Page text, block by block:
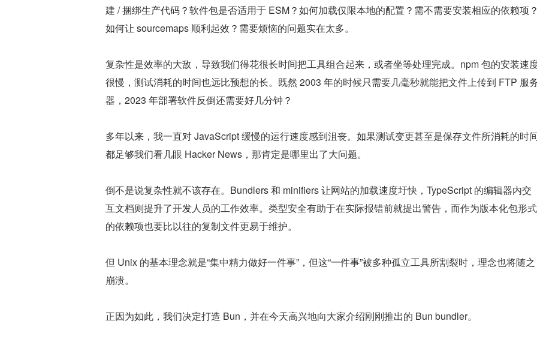
建 / 捆绑生产代码？软件包是否适用于 ESM？如何加载仅限本地的配置？需不需要安装相应的依赖项？
如何让 sourcemaps 顺利起效？需要烦恼的问题实在太多。
复杂性是效率的大敌，导致我们得花很长时间把工具组合起来，或者坐等处理完成。npm 包的安装速
很慢，测试消耗的时间也远比预想的长。既然 2003 年的时候只需要几毫秒就能把文件上传到 FTP 服
器，2023 年部署软件反倒还需要好几分钟？
多年以来，我一直对 JavaScript 缓慢的运行速度感到沮丧。如果测试变更甚至是保存文件所消耗的时
都足够我们看几眼 Hacker News，那肯定是哪里出了大问题。
倒不是说复杂性就不该存在。Bundlers 和 minifiers 让网站的加载速度圩快，TypeScript 的编辑器内交
互文档则提升了开发人员的工作效率。类型安全有助于在实际报错前就提出警告，而作为版本化包形式
的依赖项也要比以往的复制文件更易于维护。
但 Unix 的基本理念就是“集中精力做好一件事”，但这“一件事”被多种孤立工具所割裂时，理念也将随之
崩溃。
正因为如此，我们决定打造 Bun，并在今天高兴地向大家介绍刚刚推出的 Bun bundler。